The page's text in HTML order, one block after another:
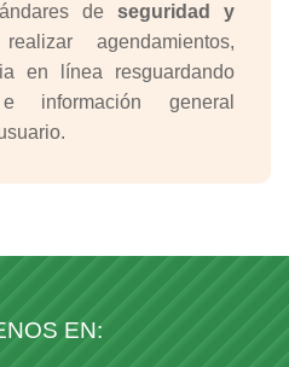
de seguridad y
agendamientos,
en línea resguardando
general
EN: